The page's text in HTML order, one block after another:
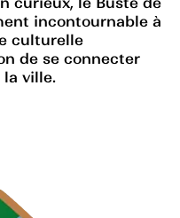
incontournable à
culturelle
de se connecter
ville.